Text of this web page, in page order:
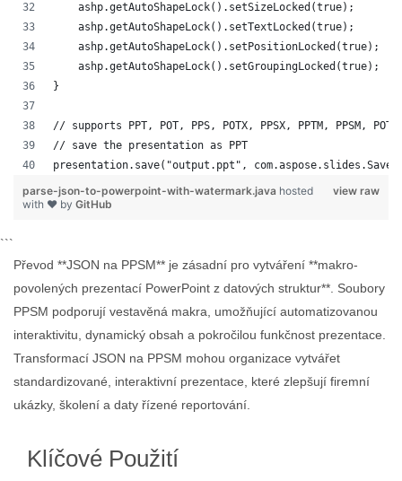
    ashp.getAutoShapeLock().setSizeLocked(true);
    ashp.getAutoShapeLock().setTextLocked(true);
    ashp.getAutoShapeLock().setPositionLocked(true);
    ashp.getAutoShapeLock().setGroupingLocked(true);
}
// supports PPT, POT, PPS, POTX, PPSX, PPTM, PPSM,
// save the presentation as PPT
presentation.save("output.ppt",
view raw
parse-json-to-powerpoint-with-watermark.java hosted
with ❤ by GitHub
```
Převod **JSON na PPSM** je zásadní pro vytváření **makro-
povolených prezentací PowerPoint z datových struktur**. Soubory
PPSM podporují vestavěná makra, umožňující automatizovanou
interaktivitu, dynamický obsah a pokročilou funkčnost prezentace.
Transformací JSON na PPSM mohou organizace vytvářet
standardizované, interaktivní prezentace, které zlepšují firemní
ukázky, školení a daty řízené reportování.
Klíčové Použití